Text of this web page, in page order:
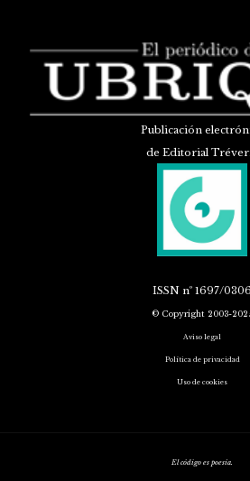
Publicación
de Editorial
ISSN nº 1697/0306
© Copyright 2003-
Aviso legal
Política de privacidad
Uso de cookies
El código es poesía.